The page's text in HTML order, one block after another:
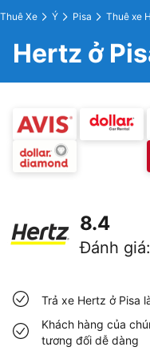
Thuê Xe Ý Pisa Thuê xe
Hertz ở
8.4
Đánh giá:
Trả xe Hertz ở Pisa
Khách hàng của
tương đối dễ dàng